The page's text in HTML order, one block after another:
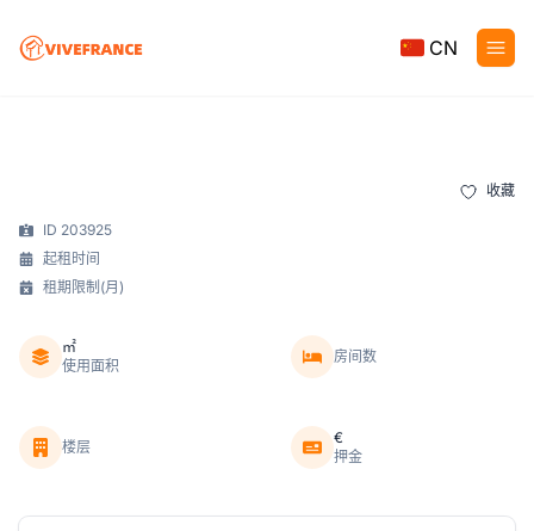
CN
收藏
ID 203925
起租时间
租期限制(月)
㎡
使用面积
房间数
楼层
€
押金